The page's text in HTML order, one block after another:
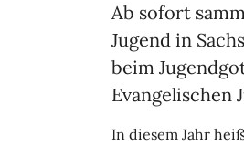
Ab sofort
Jugend in
beim
Evangelischen
In diesem Jahr